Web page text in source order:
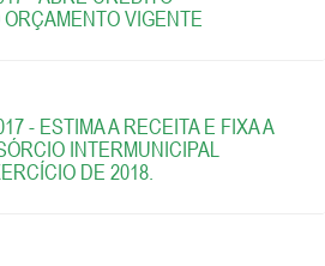
VIGENTE
- ESTIMA A RECEITA E FIXA A
INTERMUNICIPAL
DE 2018.